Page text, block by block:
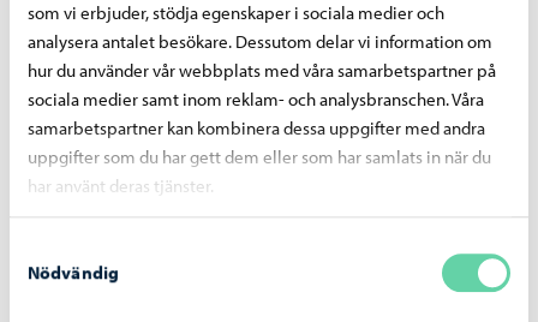
som vi erbjuder, stödja egenskaper i sociala medier och
analysera antalet besökare. Dessutom delar vi information om
hur du använder vår webbplats med våra samarbetspartner på
sociala medier samt inom reklam- och analysbranschen. Våra
samarbetspartner kan kombinera dessa uppgifter med andra
uppgifter som du har gett dem eller som har samlats in när du
har använt deras tjänster.
Nödvändig